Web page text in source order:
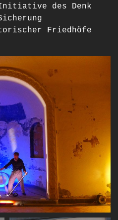
des Denk
Friedhöfe